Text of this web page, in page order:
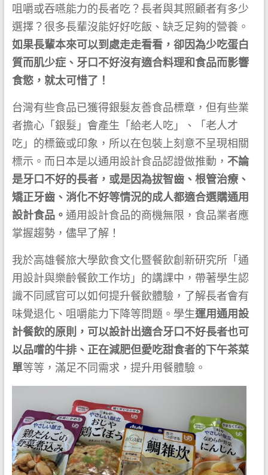
咀嚼或吞嚥能力的長者吃？長者與其照顧者有多少
選擇？很多長輩沒能好好吃飯、缺乏足夠的營養。
如果長輩本來可以到處走走看看，卻因為少吃蛋白
質而肌少症、牙口不好沒有適合料理和食品而影響
食慾，就太可惜了！
台灣有些食品已獲得銀髮友善食品標章，但有些業
者擔心「銀髮」會產生「給老人吃」、「老人才
吃」的標籤或印象，所以在包裝上刻意不呈現相關
標示。而日本是以通用設計食品認證做推動， 不論
是牙口不好的長者，或是因為拔智齒、根管治療、
矯正牙齒、消化不好等情況的成人都適合選購通用
設計食品。 通用設計食品的商機無限，食品業者應
掌握趨勢，儘早了解！
我於高雄餐旅大學飲食文化暨餐飲創新研究所「通
用設計與樂齡餐飲工作坊」的講課中，帶著學生認
識不同感官可以如何提升餐飲體驗，了解長者會有
味覺退化、咀嚼能力下降等問題。學生運用通用設
計餐飲的原則，可以設計出適合牙口不好長者也可
以品嚐的牛排、正在減肥但愛吃甜食者的下午茶菜
單等等，滿足不同需求，提升用餐體驗。